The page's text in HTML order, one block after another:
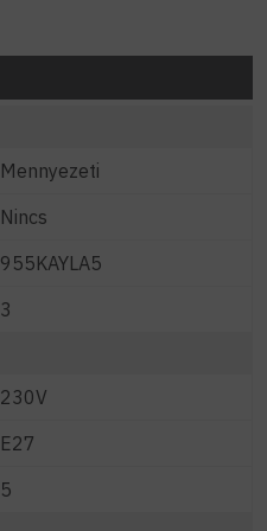
Mennyezeti
Nincs
955KAYLA5
3
230V
E27
5